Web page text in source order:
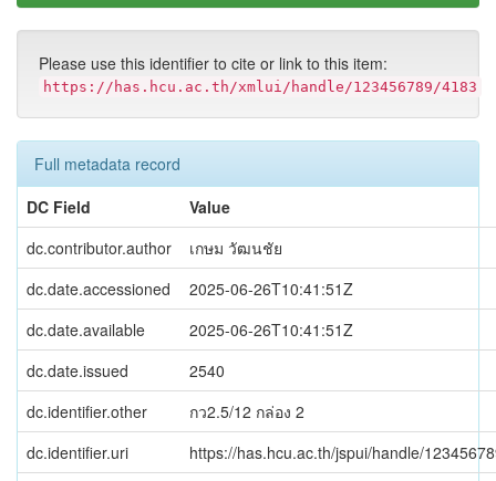
Please use this identifier to cite or link to this item:
https://has.hcu.ac.th/xmlui/handle/123456789/4183
Full metadata record
DC Field
Value
dc.contributor.author
เกษม วัฒนชัย
dc.date.accessioned
2025-06-26T10:41:51Z
dc.date.available
2025-06-26T10:41:51Z
dc.date.issued
2540
dc.identifier.other
กว2.5/12 กล่อง 2
dc.identifier.uri
https://has.hcu.ac.th/jspui/handle/